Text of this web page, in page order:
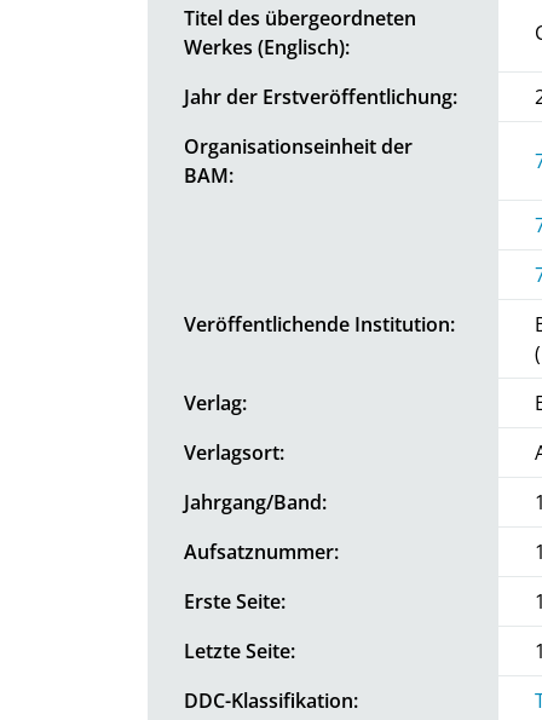
Titel des übergeordneten
Werkes (Englisch):
Jahr der Erstveröffentlichung:
Organisationseinheit der
BAM:
Veröffentlichende Institution:
Verlag:
Verlagsort:
Jahrgang/Band:
Aufsatznummer:
Erste Seite:
Letzte Seite:
DDC-Klassifikation: